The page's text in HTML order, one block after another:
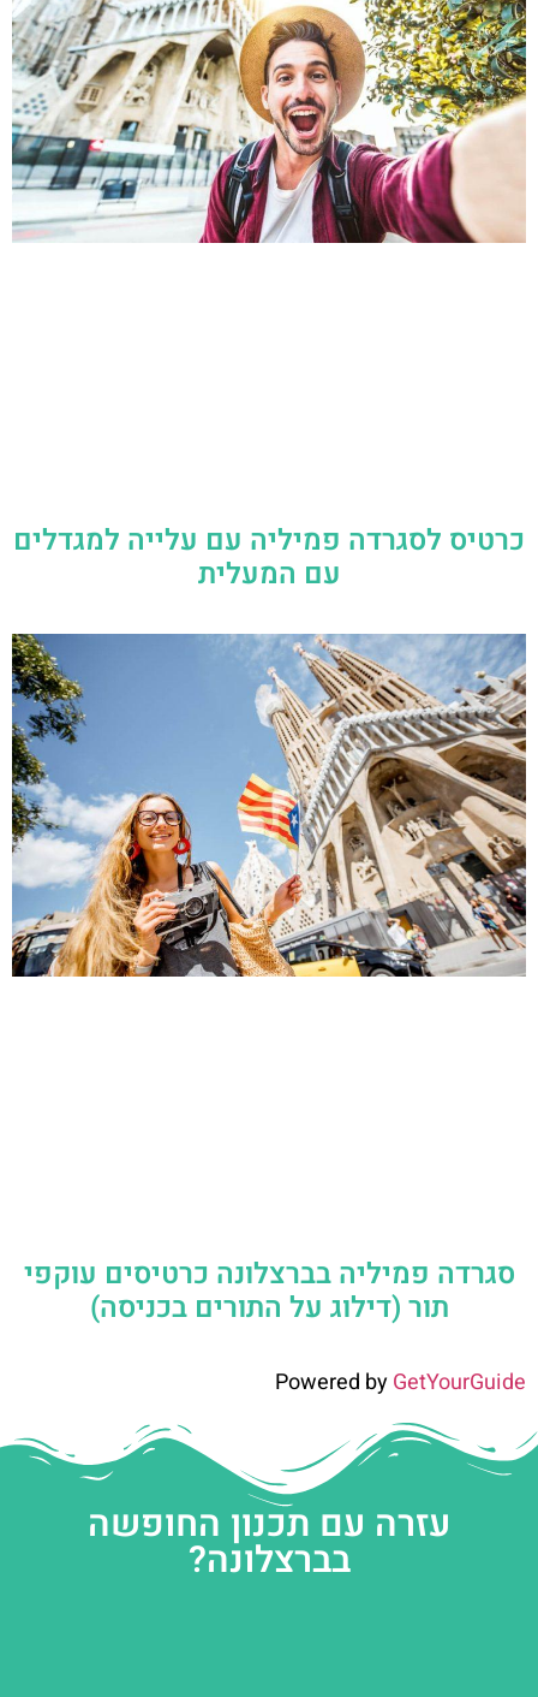
כרטיס לסגרדה פמיליה עם עלייה למגדלים
עם המעלית
סגרדה פמיליה בברצלונה כרטיסים עוקפי
תור (דילוג על התורים בכניסה)
Powered byGetYourGuide
עזרה עם תכנון החופשה
בברצלונה?